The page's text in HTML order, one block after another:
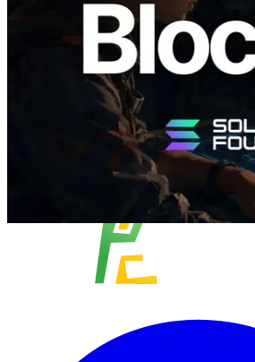
Lesen Sie diesen Artikel